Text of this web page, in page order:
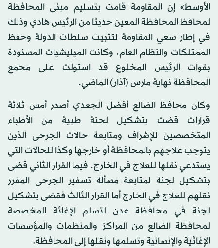
الأوسط» إن المقاومة قامت بتسليم مبنى المحافظة
لمحافظ المحافظة المعين حديثا من الرئيس هادي وذلك
في إطار سعي المقاومة لتثبيت سلطات الدولة وحفظ
الممتلكات والنظام العام. وكانت الميليشيات المسنودة
بقوات الرئيس المخلوع قد استولت على مجمع
المحافظة نهاية مارس (آذار) الماضي.
وكان محافظ الضالع أفضل الجعدي أصدر أمس ثلاثة
قرارات قضت بتشكيل لجنة طبية من الأطباء
المتخصصين للإشراف ومتابعة حالات الجرحى الذين
يتوجب علاجهم بالمحافظة أو خارجها وكذا للحالات التي
يستدعي نقلها للعلاج في الخارج. فيما القرار الثاني قضى
بتشكيل لجنة لمتابعة مسألة تسفير الجرحى المقرر
نقلهم للعلاج في الخارج أما القرار الثالث فقضى بتشكيل
لجنة في محافظة عدن لتسلم الإغاثة المخصصة
لمحافظة الضالع من المراكز والمنظمات والمؤسسات
الإغاثية والإنسانية وتسلمها ونقلها إلى المحافظة.